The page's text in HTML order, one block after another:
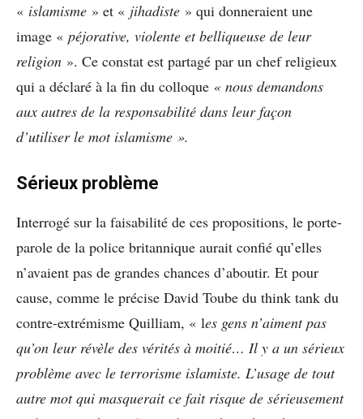
« islamisme » et « jihadiste » qui donneraient une
image « péjorative, violente et belliqueuse de leur
religion ». Ce constat est partagé par un chef religieux
qui a déclaré à la fin du colloque « nous demandons
aux autres de la responsabilité dans leur façon
d’utiliser le mot islamisme ».
Sérieux problème
Interrogé sur la faisabilité de ces propositions, le porte-
parole de la police britannique aurait confié qu’elles
n’avaient pas de grandes chances d’aboutir. Et pour
cause, comme le précise David Toube du think tank du
contre-extrémisme Quilliam, « les gens n’aiment pas
qu’on leur révèle des vérités à moitié… Il y a un sérieux
problème avec le terrorisme islamiste. L’usage de tout
autre mot qui masquerait ce fait risque de sérieusement